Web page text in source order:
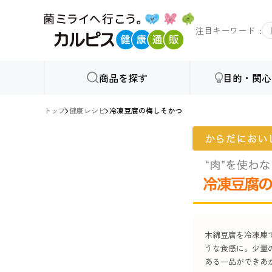
注目キーワード
商品を探す 目的・関
トップ 健康レシピ 冷凍豆腐の梅しそかつ
木綿豆腐を冷凍庫
うな食感に。少
ある一品ができあ